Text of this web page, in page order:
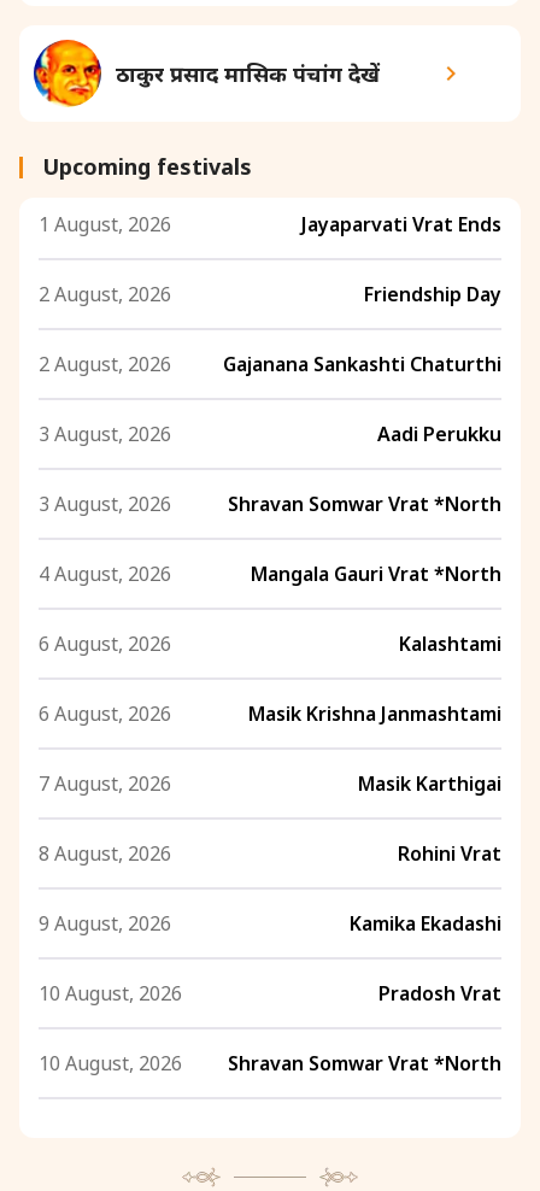
ठाकुर प्रसाद मासिक पंचांग देखें
Upcoming festivals
1 August, 2026 Jayaparvati Vrat Ends
2 August, 2026 Friendship Day
2 August, 2026 Gajanana Sankashti Chaturthi
3 August, 2026 Aadi Perukku
3 August, 2026 Shravan Somwar Vrat *North
4 August, 2026 Mangala Gauri Vrat *North
6 August, 2026 Kalashtami
6 August, 2026 Masik Krishna Janmashtami
7 August, 2026 Masik Karthigai
8 August, 2026 Rohini Vrat
9 August, 2026 Kamika Ekadashi
10 August, 2026 Pradosh Vrat
10 August, 2026 Shravan Somwar Vrat *North